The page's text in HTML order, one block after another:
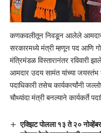
कणकवलीतून निवडून आलेले आमदार
सरकारमध्ये मंत्री म्हणून पद आणि
मंत्रिमंडळ विस्तारानंतर रविवारी
आमदार उदय सामंत यांच्या जयस्तंभ
पदाधिकारी तसेच कार्यकर्त्यांनी
चौथ्यांदा मंत्री बनल्याने कार्यकर्ते
एक्झिट पोलला १३ ते २०